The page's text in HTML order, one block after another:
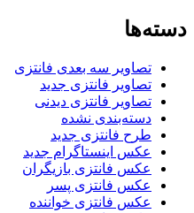
دسته‌ها
تصاویر سه بعدی فانتزی
تصاویر فانتزی جدید
تصاویر فانتزی دیدنی
دسته‌بندی نشده
طرح فانتزی جدید
عکس اینستاگرام جدید
عکس فانتزی بازیگران
عکس فانتزی پسر
عکس فانتزی خواننده